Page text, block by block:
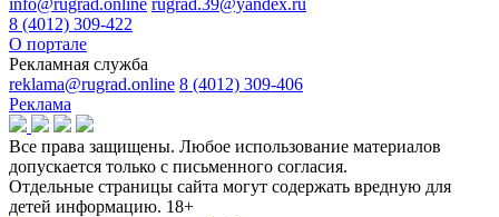
8 (4012) 309-422
О портале
Рекламная служба
reklama@rugrad.online 8 (4012) 309-406
Реклама
Все права защищены. Любое использование материалов
допускается только с письменного согласия.
Отдельные страницы сайта могут содержать вредную для
детей информацию. 18+